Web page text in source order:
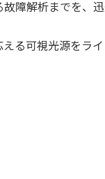
加工機器
ソフトウェア
障解析までを、
る可視光源をラ